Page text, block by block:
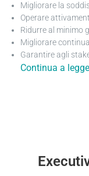
Migliorare la
Operare
Ridurre al minimo
Migliorare
Garantire agli
Continua a